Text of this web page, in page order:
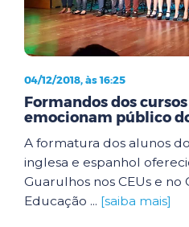
04/12/2018, às 16:25
Formandos dos
emocionam público
A formatura dos alunos
inglesa e espanhol
Guarulhos nos CEUs e
Educação ... [saiba mais]